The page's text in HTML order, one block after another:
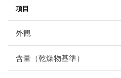
項目
外観
含量（乾燥物基準）